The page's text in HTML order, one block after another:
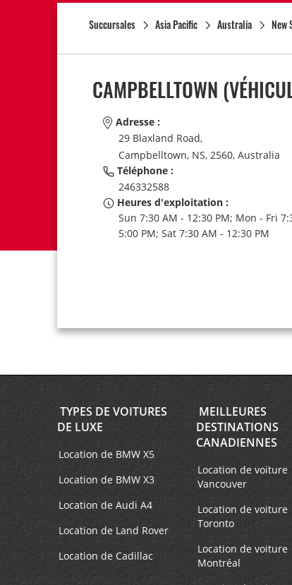
Succursales Asia Pacific Australia New
CAMPBELLTOWN
Adresse :
29 Blaxland Road,
Campbelltown, NS, 2560, Australia
Téléphone :
246332588
Heures d'exploitation :
Sun 7:30 AM - 12:30 PM; Mon - Fri
5:00 PM; Sat 7:30 AM - 12:30 PM
TYPES DE VOITURES
DE LUXE
Location de BMW X5
Location de BMW X3
Location de Audi A4
Location de Land Rover
Location de Cadillac
MEILLEURES
DESTINATIONS
CANADIENNES
Location de voiture
Vancouver
Location de voiture
Toronto
Location de voiture
Montréal